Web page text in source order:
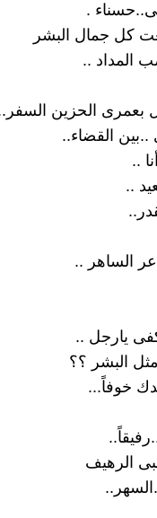
.
كل جمال البشر
المداد ..
بعمرى الحزين
القضاء..
..
..
الساهر ..
يارجل ..
البشر ؟؟
خوفاً...
الرهيف